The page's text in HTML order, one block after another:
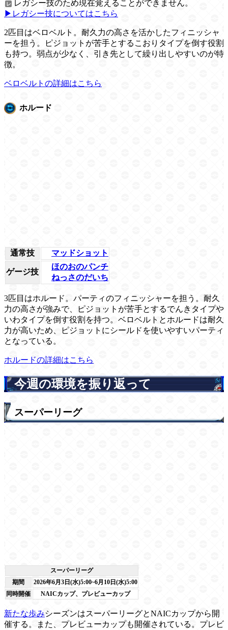
レガシー技のため現在覚えることができません。
▶レガシー技についてはこちら
2匹目はベロベルト。耐久力の高さを活かしたフィニッシャ
ーを担う。ピジョットが苦手とするこおりタイプを倒す役割
も持つ。弱点が少なく、引き先として繰り出しやすいのが特
徴。
ベロベルトの詳細はこちら
ホルード
通常技 マッドショット
ゲージ技
ほのおのパンチ
ねっさのだいち
3匹目はホルード。パーティのフィニッシャーを担う。耐久
力の高さが強みで、ピジョットが苦手とするでんきタイプや
いわタイプを倒す役割を持つ。ベロベルトとホルードは耐久
力が高いため、ピジョットにシールドを使いやすいパーティ
となっている。
ホルードの詳細はこちら
今週の環境を振り返って
スーパーリーグ
スーパーリーグ
期間
2026年6月3日(水)5:00~6月10日(水)5:00
同時開催
NAICカップ、プレビューカップ
新たな歩みシーズンはスーパーリーグとNAICカップから開
催する。また、プレビューカップも開催されている。プレビ